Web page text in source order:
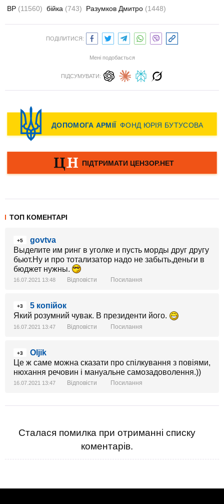
ВР (11560) бійка (743) Разумков Дмитро (1448)
ПОДІЛИТИСЯ:
Мені подобається
ПІДСУМУВАТИ:
ТОП КОМЕНТАРІ
+5
govtva
Выделите им ринг в уголке и пусть морды друг другу
бьют.Ну и про тотализатор надо не забыть,деньги в
бюджет нужны.
16.07.2021 13:48 Відповісти Посилання
+3
5 копійок
Який розумний чувак. В президенти його.
16.07.2021 13:47 Відповісти Посилання
+3
Oljik
Це ж саме можна сказати про спілкування з повіями,
нюхання речовин і мануальне самозадоволення.))
16.07.2021 13:47 Відповісти Посилання
Сталася помилка при отриманні списку
коментарів.